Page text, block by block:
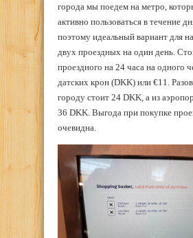
города мы поедем на метро,
активно пользоваться в течение
поэтому идеальный вариант для
двух проездных на один день.
проездного на 24 часа на одного
датских крон (DKK) или €11.
городу стоит 24 DKK, а из
36 DKK. Выгода при покупке
очевидна.